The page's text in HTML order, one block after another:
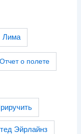
Лима
Отчет о полете
Эйрлайнз